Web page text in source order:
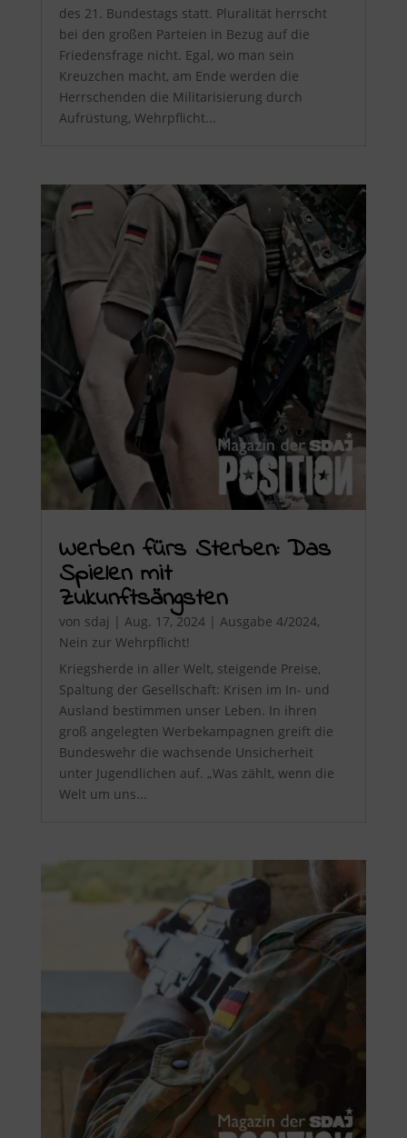
des 21. Bundestags statt. Pluralität herrscht
bei den großen Parteien in Bezug auf die
Friedensfrage nicht. Egal, wo man sein
Kreuzchen macht, am Ende werden die
Herrschenden die Militarisierung durch
Aufrüstung, Wehrpflicht...
Werben fürs Sterben: Das
Spielen mit
Zukunftsängsten
von sdaj | Aug. 17, 2024| Ausgabe 4/2024,
Nein zur Wehrpflicht!
Kriegsherde in aller Welt, steigende Preise,
Spaltung der Gesellschaft: Krisen im In- und
Ausland bestimmen unser Leben. In ihren
groß angelegten Werbekampagnen greift die
Bundeswehr die wachsende Unsicherheit
unter Jugendlichen auf. „Was zählt, wenn die
Welt um uns...